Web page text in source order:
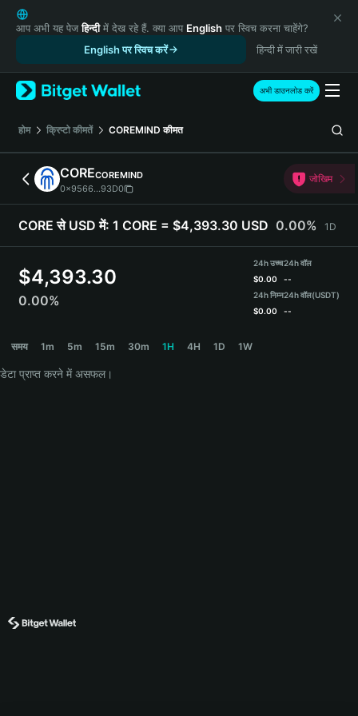
English
日本語
Русский
Español (Latinoamérica)
Türkçe
Italiano
Deutsch
简体中文
繁體中文
Português (Portugal)
हिन्दी
Español (Argentina)
आप अभी यह पेजहिन्दीमें देख रहे हैं. क्या आप English पर स्विच करना चाहेंगे?
English पर स्विच करें
हिन्दी में जारी रखें
अभी डाउनलोड करें
होम क्रिप्टो कीमतें COREMIND कीमत
CORECOREMIND
0x9566...93D0
जोखिम
CORE से USD में: 1 CORE = $4,393.30 USD 0.00% 1D
$4,393.30
0.00%
24h उच्च
$0.00
24h निम्न
$0.00
24h वॉल
--
24h वॉल(USDT)
--
समय 1m 5m 15m 30m 1H 4H 1D 1W
डेटा प्राप्त करने में असफल।